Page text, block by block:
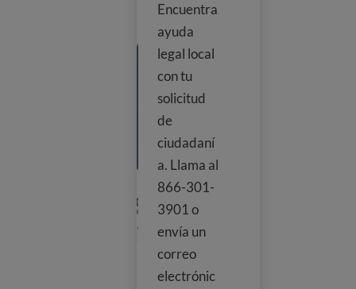
Encuentra
ayuda
legal local
con tu
solicitud
de
ciudadaní
a. Llama al
866-301-
3901 o
envía un
correo
electrónic